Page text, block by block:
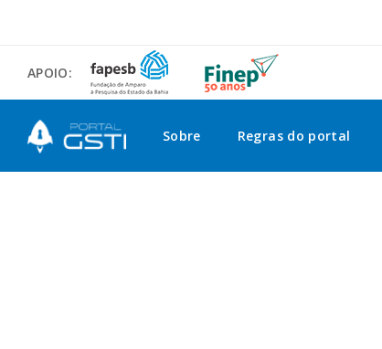
APOIO:
Sobre Regras do portal